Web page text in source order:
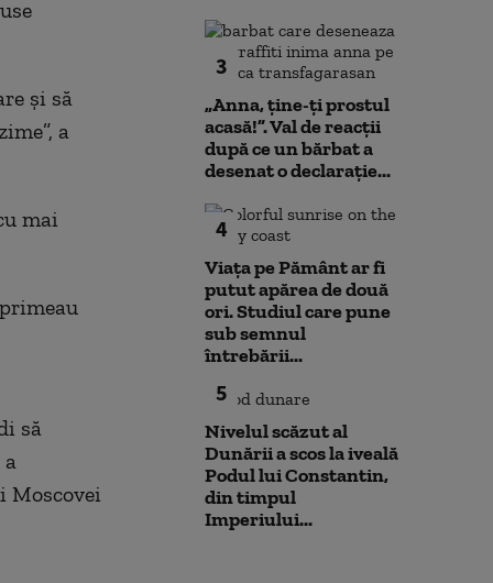
şi să
a
mai
să
Moscovei
3
„Anna, ţine-ţi prostul
acasă!”. Val de reacții
după ce un bărbat a
desenat o declarație...
4
Viața pe Pământ ar fi
putut apărea de două
ori. Studiul care pune
sub semnul
întrebării...
5
Nivelul scăzut al
Dunării a scos la iveală
Podul lui Constantin,
din timpul
Imperiului...